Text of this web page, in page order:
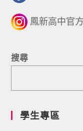
鳳新高中官
搜尋
學生專區